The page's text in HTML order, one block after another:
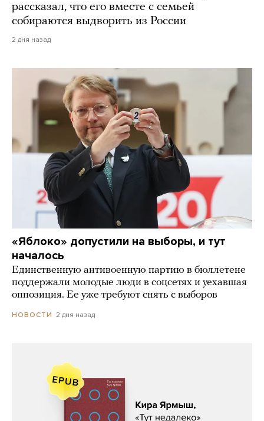
рассказал, что его вместе с семьей
собираются выдворить из России
2 дня назад
«Яблоко» допустили на выборы, и тут
началось
Единственную антивоенную партию в бюллетене
поддержали молодые люди в соцсетях и уехавшая
оппозиция. Ее уже требуют снять с выборов
НОВОСТИ 2 дня назад